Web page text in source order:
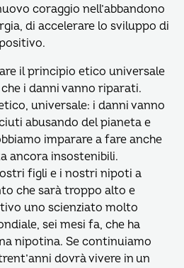
coraggio nell’abbandono
di accelerare lo sviluppo di
il principio etico universale
i danni vanno riparati.
universale: i danni vanno
abusando del pianeta e
imparare a fare anche
ancora insostenibili.
figli e i nostri nipoti a
che sarà troppo alto e
uno scienziato molto
sei mesi fa, che ha
nipotina. Se continuiamo
dovrà vivere in un